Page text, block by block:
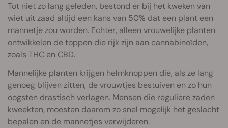
Tot niet zo lang geleden, bestond er bij het kweken van
wiet uit zaad altijd een kans van 50% dat een plant een
mannetje zou worden. Echter, alleen vrouwelijke planten
ontwikkelen de toppen die rijk zijn aan cannabinoïden,
zoals THC en CBD.
Mannelijke planten krijgen helmknoppen die, als ze lang
genoeg blijven zitten, de vrouwtjes bestuiven en zo hun
oogsten drastisch verlagen. Mensen die reguliere zaden
kweekten, moesten daarom zo snel mogelijk het geslacht
bepalen en de mannetjes verwijderen.